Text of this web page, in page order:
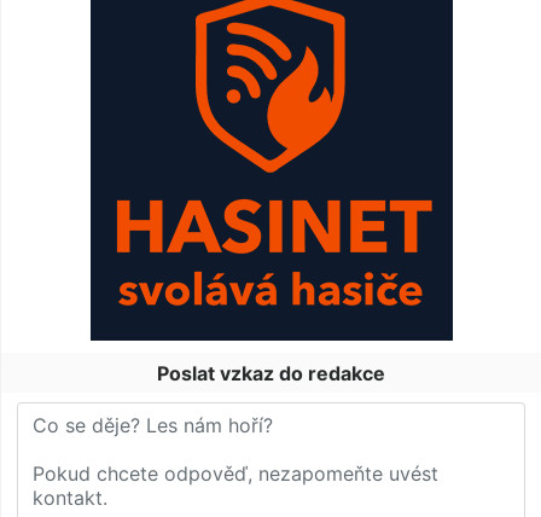
Poslat vzkaz do redakce